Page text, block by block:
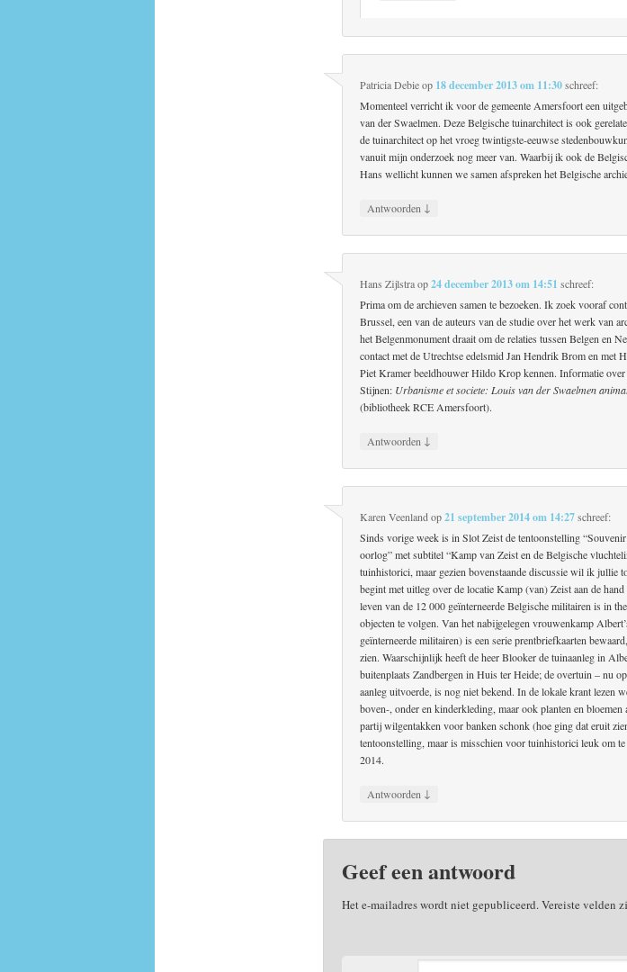
Patricia Debieop 18 december 2013 om 11:30 schreef:
Momenteel verricht ik voor de gemeente Amersfoort een
van der Swaelmen. Deze Belgische tuinarchitect is ook
de tuinarchitect op het vroeg twintigste-eeuwse
vanuit mijn onderzoek nog meer van. Waarbij ik ook de
Hans wellicht kunnen we samen afspreken het Belgische
Antwoorden ↓
Hans Zijlstraop24 december 2013 om 14:51 schreef:
Prima om de archieven samen te bezoeken. Ik zoek vooraf
Brussel, een van de auteurs van de studie over het werk van
het Belgenmonument draait om de relaties tussen Belgen en
contact met de Utrechtse edelsmid Jan Hendrik Brom en met
Piet Kramer beeldhouwer Hildo Krop kennen. Informatie
Stijnen: Urbanisme et societe: Louis van der Swaelmen
(bibliotheek RCE Amersfoort).
Antwoorden ↓
Karen Veenland op21 september 2014 om 14:27 schreef:
Sinds vorige week is in Slot Zeist de tentoonstelling
oorlog” met subtitel “Kamp van Zeist en de Belgische
tuinhistorici, maar gezien bovenstaande discussie wil ik jullie
begint met uitleg over de locatie Kamp (van) Zeist aan de
leven van de 12 000 geïnterneerde Belgische militairen is in
objecten te volgen. Van het nabijgelegen vrouwenkamp
geïnterneerde militairen) is een serie prentbriefkaarten
zien. Waarschijnlijk heeft de heer Blooker de tuinaanleg in
buitenplaats Zandbergen in Huis ter Heide; de overtuin – nu
aanleg uitvoerde, is nog niet bekend. In de lokale krant lezen
boven-, onder en kinderkleding, maar ook planten en
partij wilgentakken voor banken schonk (hoe ging dat eruit
tentoonstelling, maar is misschien voor tuinhistorici leuk om
2014.
Antwoorden ↓
Geef een antwoord
Het e-mailadres wordt niet gepubliceerd. Vereiste velden